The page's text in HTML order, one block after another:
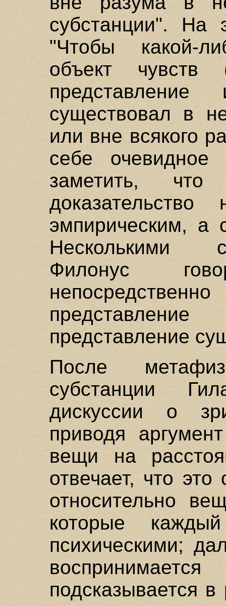
субстанции". На
"Чтобы какой-
объект чувств
существовал в
или вне всякого
себе очевидное
заметить,
эмпирическим, а
Несколькими
Филонус
представление
После
субстанции
дискуссии о
приводя
вещи на
отвечает, что
относительно
которые
психическими;
подсказывается в